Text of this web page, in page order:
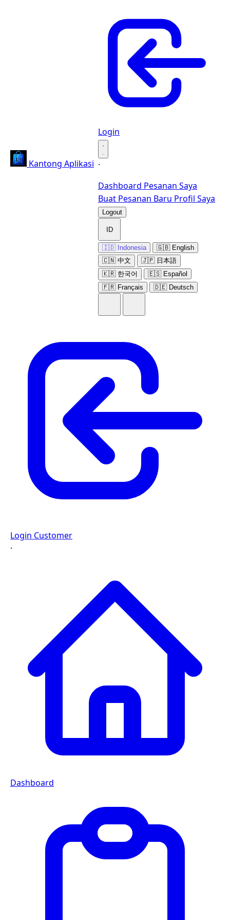
Kantong Aplikasi
Login
·
·
Dashboard Pesanan Saya
Buat Pesanan Baru Profil Saya
Logout
ID
🇮🇩 Indonesia
🇬🇧 English
🇨🇳 中文
🇯🇵 日本語
🇰🇷 한국어
🇪🇸 Español
🇫🇷 Français
🇩🇪 Deutsch
Login Customer
·
Dashboard